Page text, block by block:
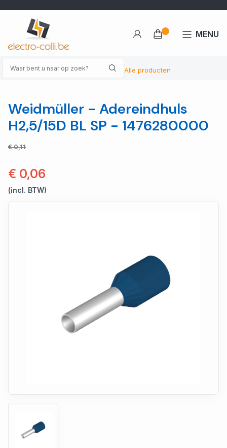
Alle producten
MENU
Weidmüller - Adereindhuls
H2,5/15D BL SP - 1476280000
€ 0,11
€ 0,06
(incl. BTW)